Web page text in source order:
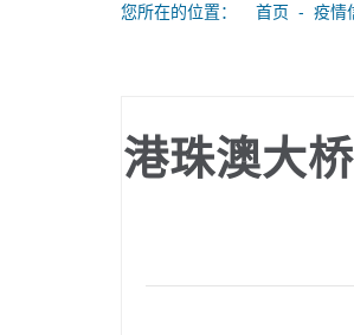
您所在的位置： 首页 ‐ 疫情
港珠澳大